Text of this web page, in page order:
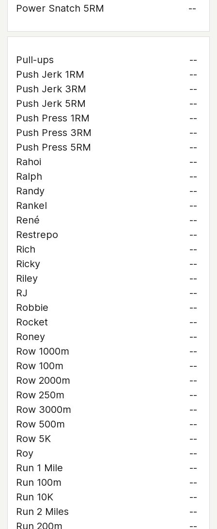
Power Snatch 5RM
--
Pull-ups
--
Push Jerk 1RM
--
Push Jerk 3RM
--
Push Jerk 5RM
--
Push Press 1RM
--
Push Press 3RM
--
Push Press 5RM
--
Rahoi
--
Ralph
--
Randy
--
Rankel
--
René
--
Restrepo
--
Rich
--
Ricky
--
Riley
--
RJ
--
Robbie
--
Rocket
--
Roney
--
Row 1000m
--
Row 100m
--
Row 2000m
--
Row 250m
--
Row 3000m
--
Row 500m
--
Row 5K
--
Roy
--
Run 1 Mile
--
Run 100m
--
Run 10K
--
Run 2 Miles
--
Run 200m
--